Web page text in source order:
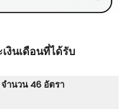
งินเดือนที่ได้รับ
ำนวน 46 อัตรา